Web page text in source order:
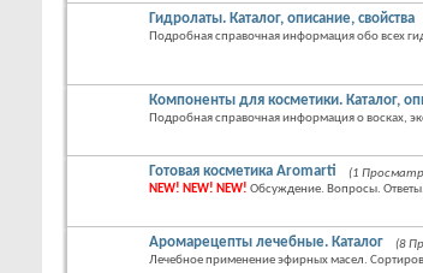
Гидролаты. Каталог, описание, свойства
Подробная справочная информация обо всех
Компоненты для косметики. Каталог,
Подробная справочная информация о восках,
Готовая косметика Aromarti
(1
NEW! NEW! NEW! Обсуждение. Вопросы. Ответы.
Аромарецепты лечебные. Каталог
(8
Лечебное применение эфирных масел.